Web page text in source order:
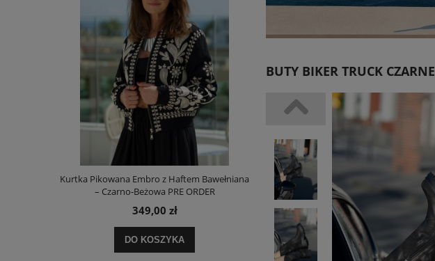
Kurtka Pikowana Embro z Haftem Bawełniana
– Czarno-Beżowa PRE ORDER
349,00 zł
DO KOSZYKA
Sukienka Lniana Charllote Bloom Taupe
199,00 zł
DO KOSZYKA
BUTY BIKER TRUCK CZARNE